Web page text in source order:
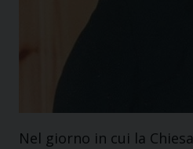
Nel giorno in cui la Chiesa